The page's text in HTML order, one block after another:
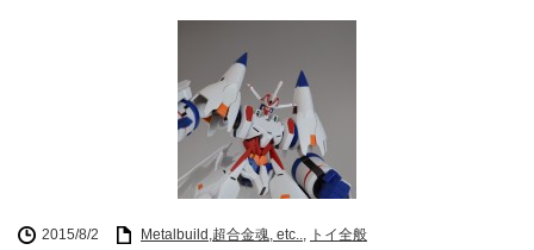
2015/8/2 Metalbuild,超合金魂, etc.., トイ全般